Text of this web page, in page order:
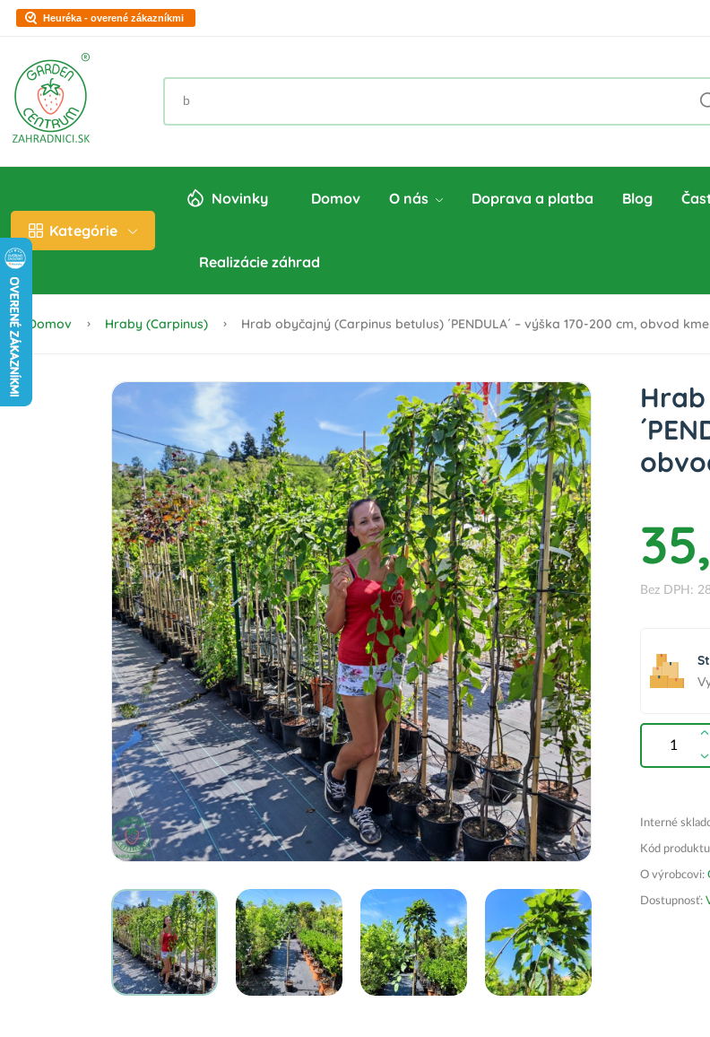
Heuréka - overené zákazníkmi
Kategórie
Novinky Domov O nás Doprava a platba Blog
Realizácie záhrad
Domov Hraby (Carpinus) Hrab obyčajný (Carpinus betulus) ´PENDULA´ – výška 170-200 cm, obvod
Bez DPH:
Interné
Kód
O výrobcovi:
Dostupnosť: